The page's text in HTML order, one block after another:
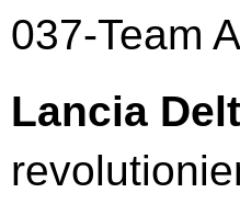
037-Team
Lancia